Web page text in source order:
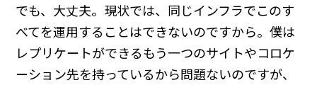
でも、大丈夫。現状では、同じインフラでこのす
べてを運用することはできないのですから。僕は
レプリケートができるもう一つのサイトやコロケ
ーション先を持っているから問題ないのですが、